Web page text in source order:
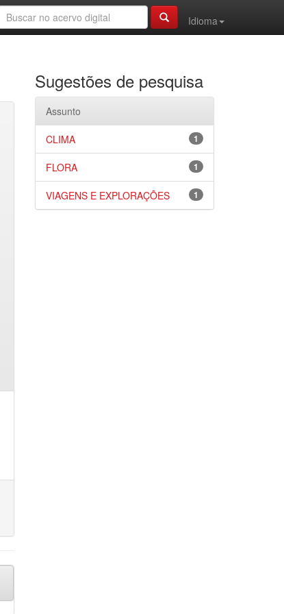
Idioma
Sugestões de pesquisa
Assunto
1
CLIMA
1
FLORA
1
VIAGENS E EXPLORAÇÕES